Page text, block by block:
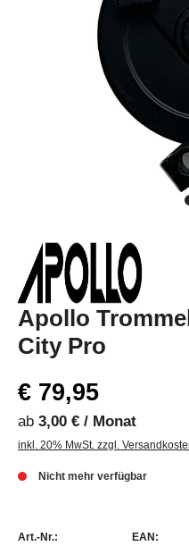
Apollo
City Pro
€ 79,95
ab 3,00 € / Monat
inkl. 20% MwSt. zzgl.
Nicht mehr verfügbar
Art.-Nr.:
EAN: